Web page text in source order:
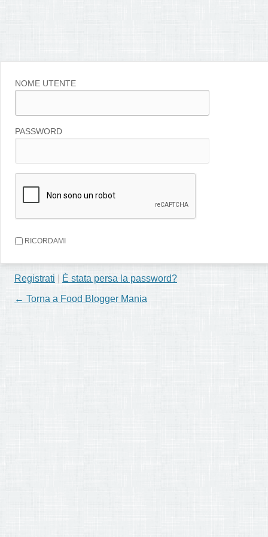
NOME UTENTE
PASSWORD
RICORDAMI
Registrati
È stata persa la password?
← Torna a Food Blogger Mania